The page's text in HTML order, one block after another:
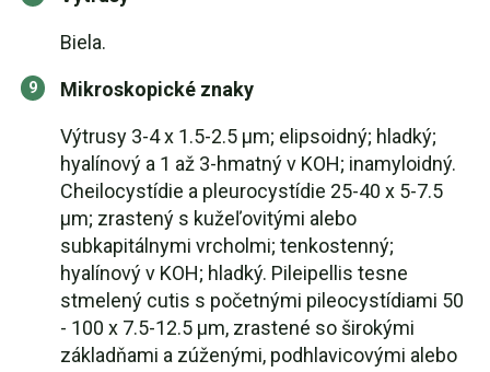
Biela.
Mikroskopické znaky
Výtrusy 3-4 x 1.5-2.5 µm; elipsoidný; hladký;
hyalínový a 1 až 3-hmatný v KOH; inamyloidný.
Cheilocystídie a pleurocystídie 25-40 x 5-7.5
µm; zrastený s kužeľovitými alebo
subkapitálnymi vrcholmi; tenkostenný;
hyalínový v KOH; hladký. Pileipellis tesne
stmelený cutis s početnými pileocystídiami 50
- 100 x 7.5-12.5 µm, zrastené so širokými
základňami a zúženými, podhlavicovými alebo